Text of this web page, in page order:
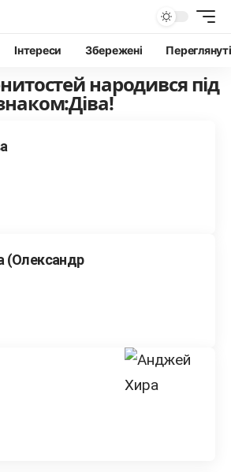
Інтереси Збережені Переглянуті
народився під
(Олександр